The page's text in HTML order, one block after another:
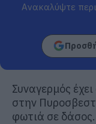
Ανακαλύψτε
Συναγερμός
στην
φωτιά σε δάσος.